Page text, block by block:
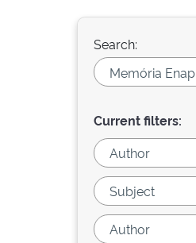
Search:
Current filters: